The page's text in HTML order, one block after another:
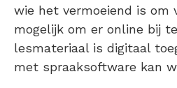
wie het vermoeiend is om
mogelijk om er online bij
lesmateriaal is digitaal
met spraaksoftware kan